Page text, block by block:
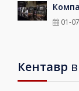
01-
Кентавр